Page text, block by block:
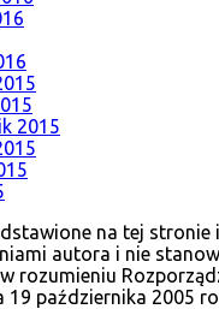
2015
na tej stronie
autora i nie
rozumieniu
19 października 2005